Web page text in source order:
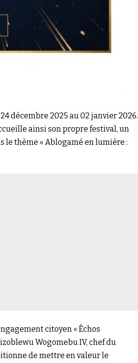
décembre 2025 au 02 janvier 2026.
ainsi son propre festival, un
thème « Ablogamé en lumière :
citoyen « Échos
Wogomebu IV, chef du
de mettre en valeur le